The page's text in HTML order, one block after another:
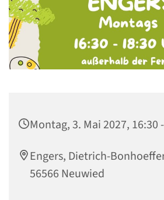
Montag, 3. Mai 2027, 16:30
Engers, Dietrich-
56566 Neuwied